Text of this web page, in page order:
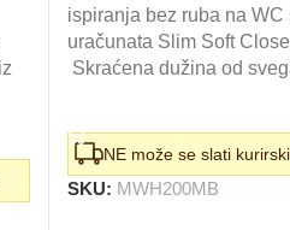
RSD.bila:
29.430,00 RSD.
ispiranja bez ruba na
uračunata Slim Soft
Skraćena dužina od
NE može se slati
SKU: MWH200MB